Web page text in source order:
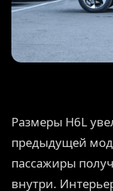
Размеры H6L
предыдущей
пассажиры
внутри.